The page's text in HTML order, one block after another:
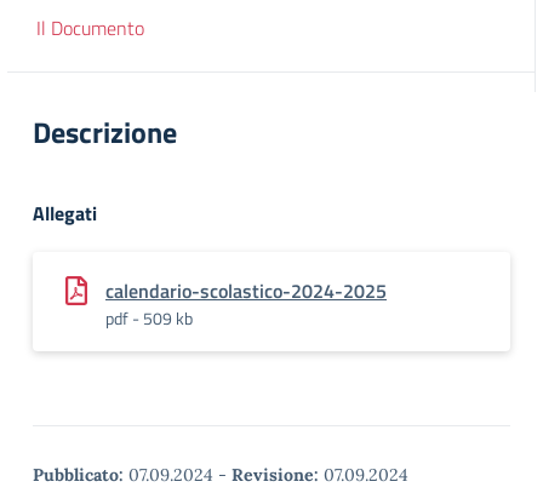
Il Documento
Descrizione
Allegati
calendario-scolastico-2024-2025
pdf - 509 kb
Pubblicato: 07.09.2024 - Revisione: 07.09.2024